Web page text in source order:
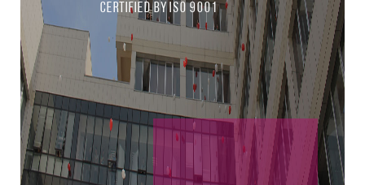
Certified by ISO 9001